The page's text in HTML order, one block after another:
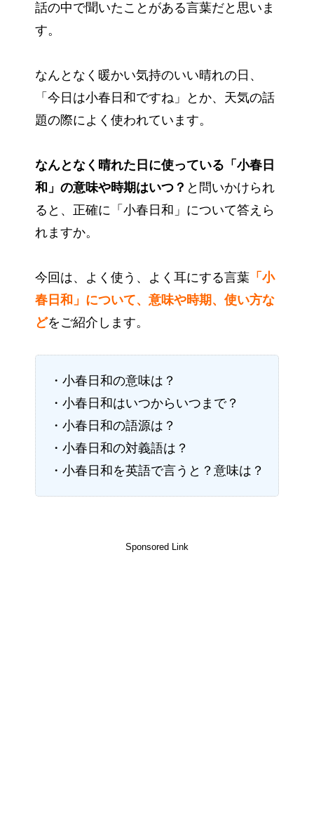
話の中で聞いたことがある言葉だと思いま
す。
なんとなく暖かい気持のいい晴れの日、
「今日は小春日和ですね」とか、天気の話
題の際によく使われています。
なんとなく晴れた日に使っている「小春日
和」の意味や時期はいつ？ と問いかけられ
ると、正確に「小春日和」について答えら
れますか。
今回は、よく使う、よく耳にする言葉 「小
春日和」について、意味や時期、使い方な
どをご紹介します。
・小春日和の意味は？
・小春日和はいつからいつまで？
・小春日和の語源は？
・小春日和の対義語は？
・小春日和を英語で言うと？意味は？
Sponsored Link